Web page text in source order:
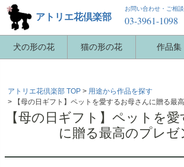
犬の形の花 猫の形の花 作品集
アトリエ花倶楽部
お問い合わせ・ご相
03-3961-1098
アトリエ花倶楽部 TOP
用途から作品を探す
【母の日ギフト】ペットを愛するお母さんに贈る最
【母の日ギフト】ペットを
に贈る最高のプレゼ